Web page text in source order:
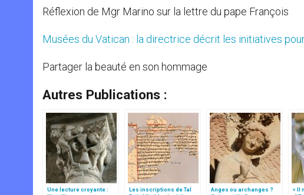
Réflexion de Mgr Marino sur la lettre du pape François
Musées du Vatican : la directrice décrit les initiatives
Partager la beauté en son hommage
Autres Publications :
Une lecture croyante :
Les inscriptions de Tal
Anges ou archanges ?
« Il